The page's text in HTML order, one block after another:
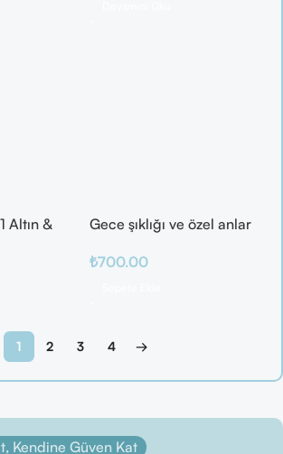
Altın &
Gece şıklığı ve özel anlar
₺700.00
1 2 3 4 →
Kendine Güven Kat